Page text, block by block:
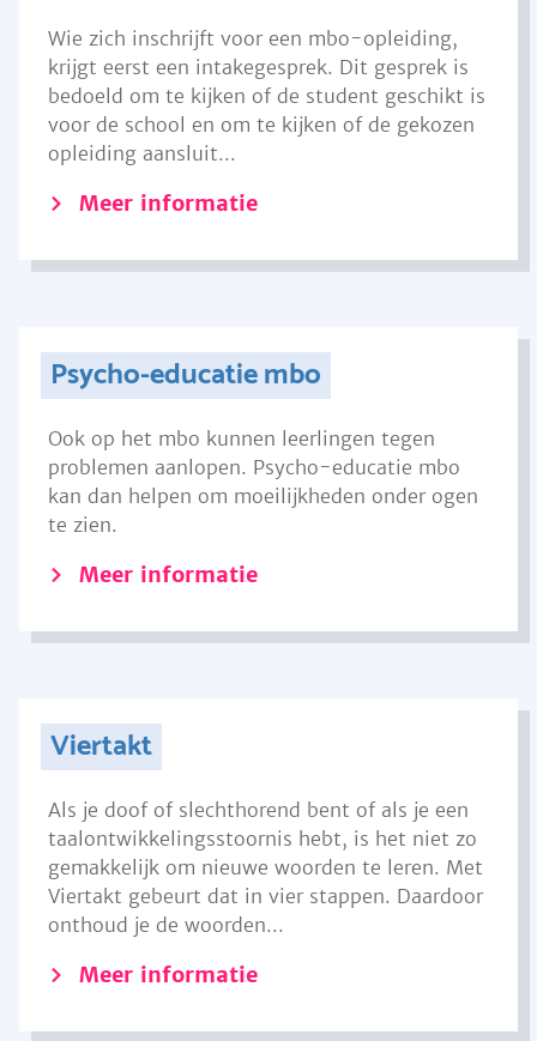
Wie zich inschrijft voor een mbo-opleiding,
krijgt eerst een intakegesprek. Dit gesprek is
bedoeld om te kijken of de student geschikt is
voor de school en om te kijken of de gekozen
opleiding aansluit...
Meer informatie
Psycho-educatie mbo
Ook op het mbo kunnen leerlingen tegen
problemen aanlopen. Psycho-educatie mbo
kan dan helpen om moeilijkheden onder ogen
te zien.
Meer informatie
Viertakt
Als je doof of slechthorend bent of als je een
taalontwikkelingsstoornis hebt, is het niet zo
gemakkelijk om nieuwe woorden te leren. Met
Viertakt gebeurt dat in vier stappen. Daardoor
onthoud je de woorden...
Meer informatie